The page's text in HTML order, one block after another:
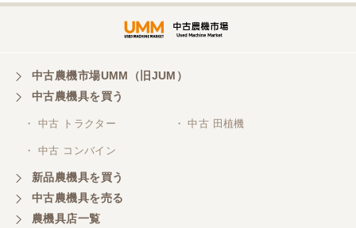
岐阜県／横倉林
岐阜県／横倉林
ありがとうございます
岐阜県／横倉林
ありがとうございます
中古農機市場UMM（旧JUM）
中古農機具を買う
・ 中古 トラクター ・ 中古 田植機
・ 中古 コンバイン
新品農機具を買う
中古農機具を売る
農機具店一覧